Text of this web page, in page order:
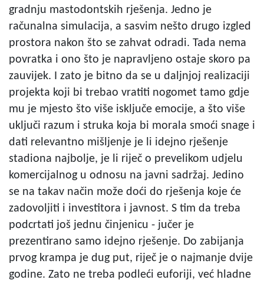
gradnju mastodontskih rješenja. Jedno je
računalna simulacija, a sasvim nešto drugo izgled
prostora nakon što se zahvat odradi. Tada nema
povratka i ono što je napravljeno ostaje skoro pa
zauvijek. I zato je bitno da se u daljnjoj realizaciji
projekta koji bi trebao vratiti nogomet tamo gdje
mu je mjesto što više isključe emocije, a što više
uključi razum i struka koja bi morala smoći snage i
dati relevantno mišljenje je li idejno rješenje
stadiona najbolje, je li riječ o prevelikom udjelu
komercijalnog u odnosu na javni sadržaj. Jedino
se na takav način može doći do rješenja koje će
zadovoljiti i investitora i javnost. S tim da treba
podcrtati još jednu činjenicu - jučer je
prezentirano samo idejno rješenje. Do zabijanja
prvog krampa je dug put, riječ je o najmanje dvije
godine. Zato ne treba podleći euforiji, već hladne